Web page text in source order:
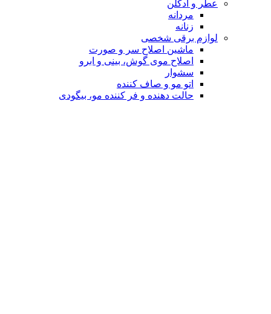
عطر و ادکلن
مردانه
زنانه
لوازم برقی شخصی
ماشین اصلاح سر و صورت
اصلاح موی گوش، بینی و ابرو
سشوار
اتو مو و صاف کننده
حالت دهنده و فر کننده مو، بیگودی